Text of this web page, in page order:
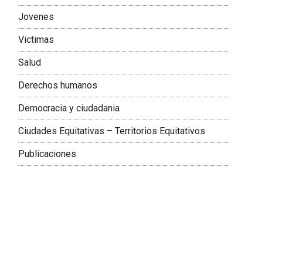
Jovenes
Victimas
Salud
Derechos humanos
Democracia y ciudadania
Ciudades Equitativas – Territorios Equitativos
Publicaciones